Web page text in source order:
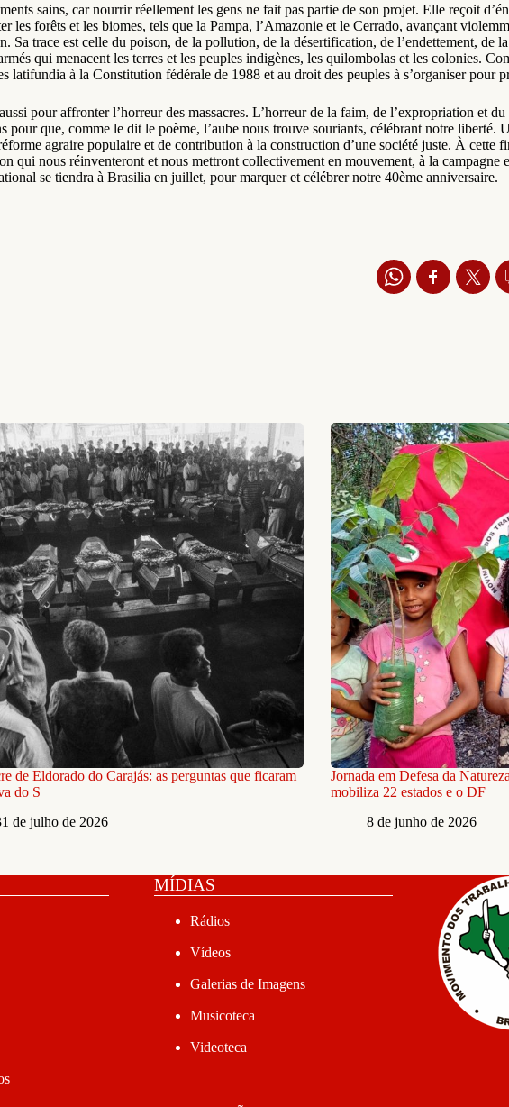
sains, car nourrir réellement les gens ne fait pas partie de son projet. Elle reçoit
les forêts et les biomes, tels que la Pampa, l’Amazonie et le Cerrado, avançant
trace est celle du poison, de la pollution, de la désertification, de l’endettement, de
qui menacent les terres et les peuples indigènes, les quilombolas et les colonies.
à la Constitution fédérale de 1988 et au droit des peuples à s’organiser pour
pour affronter l’horreur des massacres. L’horreur de la faim, de l’expropriation et
que, comme le dit le poème, l’aube nous trouve souriants, célébrant notre liberté.
agraire populaire et de contribution à la construction d’une société juste. À cette
qui nous réinventeront et nous mettront collectivement en mouvement, à la
se tiendra à Brasilia en juillet, pour marquer et célébrer notre 40ème anniversaire.
de Eldorado do Carajás: as perguntas que ficaram
do S
de julho de 2026
Jornada em Defesa da
mobiliza 22 estados e o DF
8 de junho de 2026
MÍDIAS
Rádios
Vídeos
Galerias de Imagens
Musicoteca
Videoteca